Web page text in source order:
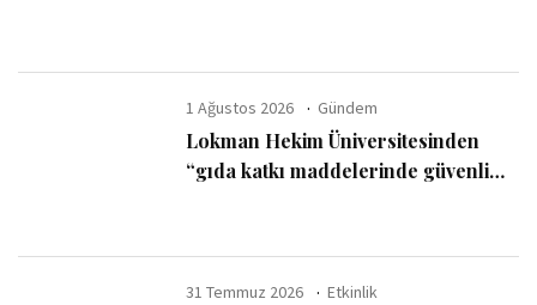
1 Ağustos 2026 Gündem
Lokman Hekim Üniversitesinden
“gıda katkı maddelerinde güvenli
31 Temmuz 2026 Etkinlik